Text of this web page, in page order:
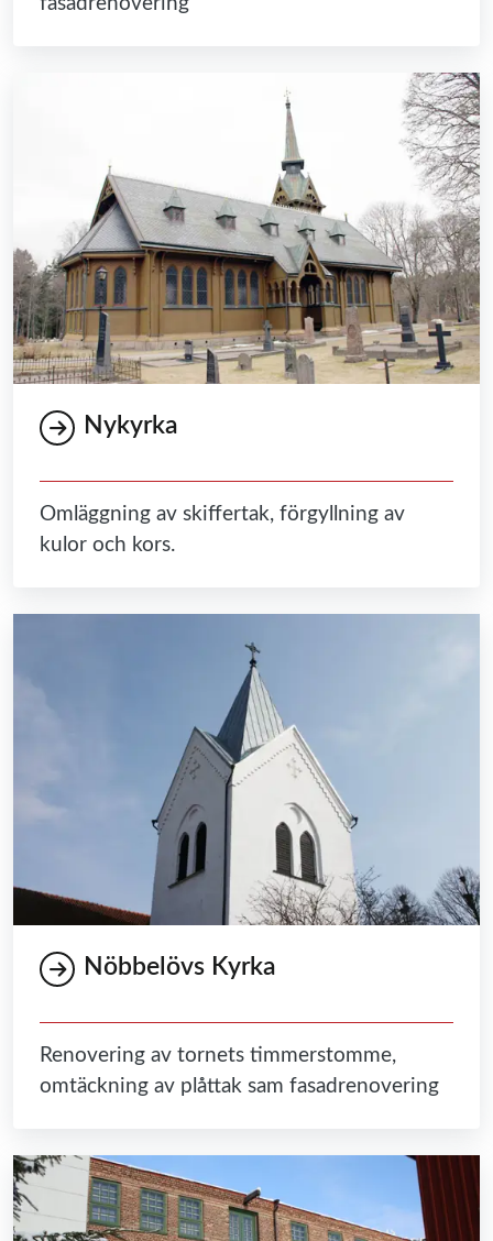
fasadrenovering
Nykyrka
Omläggning av skiffertak, förgyllning av
kulor och kors.
Nöbbelövs Kyrka
Renovering av tornets timmerstomme,
omtäckning av plåttak sam fasadrenovering